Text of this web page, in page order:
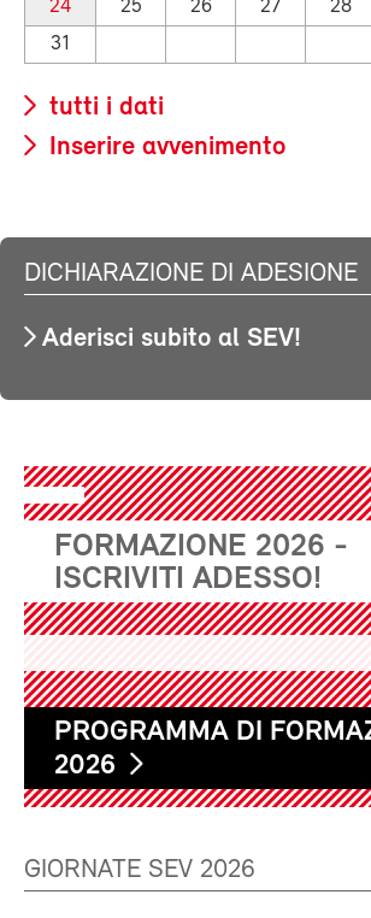
24
25 26 27 28
31
tutti i dati
Inserire avvenimento
DICHIARAZIONE DI ADESIONE
Aderisci subito al SEV!
FORMAZIONE 2026 -
ISCRIVITI ADESSO!
PROGRAMMA DI
2026
GIORNATE SEV 2026